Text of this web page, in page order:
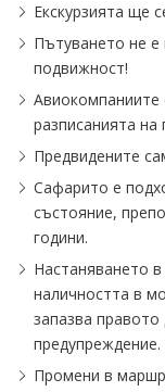
Екскурзията ще
Пътуването не е
подвижност!
Авиокомпаниите
разписанията
Предвидените
Сафарито е
състояние,
години.
Настаняването
наличността в
запазва
предупреждение.
Промени в